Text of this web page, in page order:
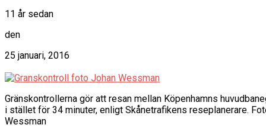
11 år sedan
den
25 januari, 2016
Gränskontrollerna gör att resan mellan Köpenhamns
i stället för 34 minuter, enligt Skånetrafikens reseplanerare.
Wessman